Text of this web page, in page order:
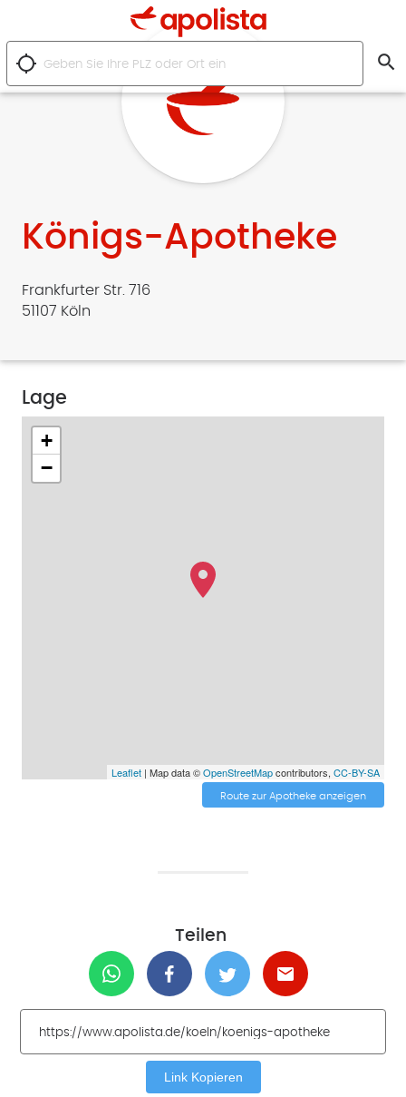
location_searching search
Königs-Apotheke
Frankfurter Str. 716
51107 Köln
Lage
+
−
Leaflet| Map data ©OpenStreetMapcontributors, CC-BY-SA
Route zur Apotheke anzeigen
Teilen
Link Kopieren